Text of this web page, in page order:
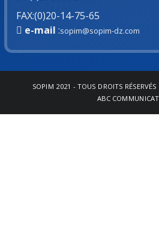
FAX:(0)20-14-75-65
e-mail:sopim@sopim-dz.com
SOPIM 2021 - TOUS DROITS
ABC